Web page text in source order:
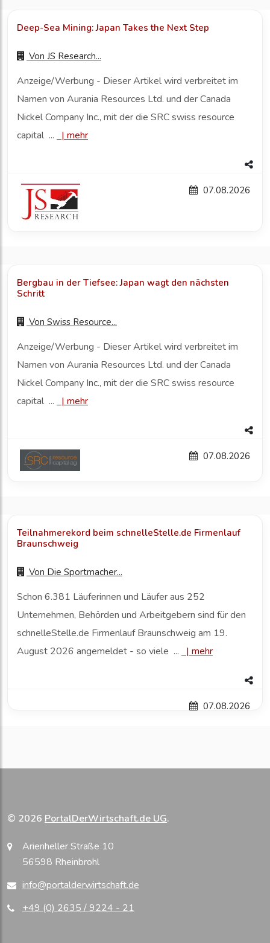
Deep-Sea Mining: Japan Takes the Next Step
Von JS Research...
Anzeige/Werbung - Dieser Artikel wird verbreitet im
Namen von Aurania Resources Ltd. und der Canada
Nickel Company Inc., mit der die SRC swiss resource
capital ...
| mehr
07.08.2026
Bergbau in der Tiefsee: Japan wagt den nächsten
Schritt
Von Swiss Resource...
Anzeige/Werbung - Dieser Artikel wird verbreitet im
Namen von Aurania Resources Ltd. und der Canada
Nickel Company Inc., mit der die SRC swiss resource
capital ...
| mehr
07.08.2026
Teilnahmerekord beim schnelleStelle.de Firmenlauf
Braunschweig
Von Die Sportmacher...
Schon 6.381 Läuferinnen und Läufer aus 252
Unternehmen, Behörden und Arbeitgebern sind für den
schnelleStelle.de Firmenlauf Braunschweig am 19.
August 2026 angemeldet - so viele ...
| mehr
07.08.2026
© 2026 PortalDerWirtschaft.de UG.
Arienheller Straße 10
56598 Rheinbrohl
info@portalderwirtschaft.de
+49 (0) 2635 / 9224 - 21